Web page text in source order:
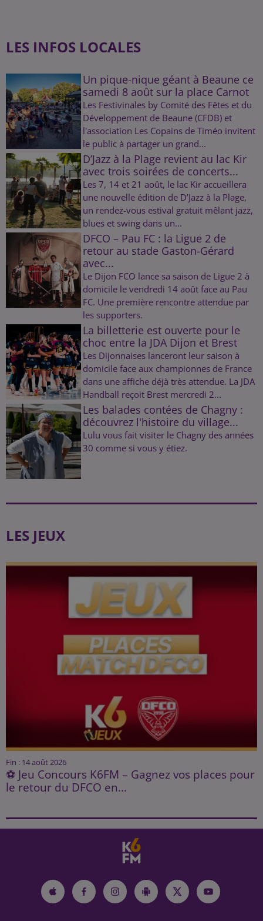
LES INFOS LOCALES
Un pique-nique géant à Beaune ce
samedi 8 août sur la place Carnot
Les Festivinales by Comité des Fêtes et du
Développement de Beaune (CFDB) et
l'association Les Copains de Timéo invitent
le public à partager un grand...
D’Jazz à la Plage revient au lac Kir
avec trois soirées de concerts...
Les 7, 14 et 21 août, le lac Kir accueillera
une nouvelle édition de D’Jazz à la Plage,
un rendez-vous estival gratuit mêlant jazz,
blues et swing dans un...
DFCO – Pau FC : la Ligue 2 de
retour au stade Gaston-Gérard
avec...
Le Dijon FCO lance sa saison de Ligue 2 à
domicile le vendredi 14 août face au Pau
FC. Une première rencontre attendue par
les supporters.
La billetterie est ouverte pour le
choc entre la JDA Dijon et Brest
Les Dijonnaises lanceront leur saison à
domicile face aux championnes de France
dans une affiche déjà très attendue. La JDA
Handball reçoit Brest mercredi 2...
Les balades contées de Chagny :
découvrez l'histoire du village...
Lulu vous fait visiter le Chagny des années
30 comme si vous y étiez.
LES JEUX
Fin : 14 août 2026
⚽ Jeu Concours K6FM – Gagnez vos places pour
le retour du DFCO en...